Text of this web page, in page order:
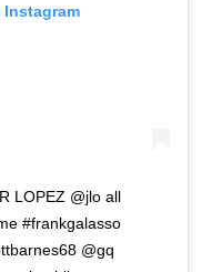
LOPEZ @jlo all
#frankgalasso
@gq